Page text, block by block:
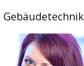
Gebäudetechnik